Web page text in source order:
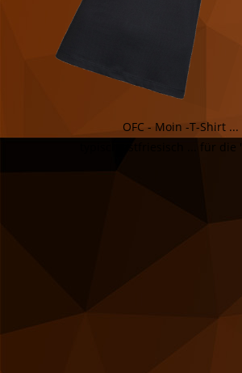
OFC - Moin -T-Shirt ...
typisch ostfriesisch ... für die "